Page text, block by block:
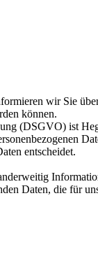
wir Sie
können.
(DSGVO) ist
entscheidet.
Daten, die für